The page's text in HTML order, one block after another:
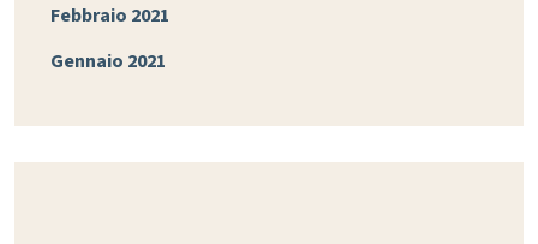
Febbraio 2021
Gennaio 2021